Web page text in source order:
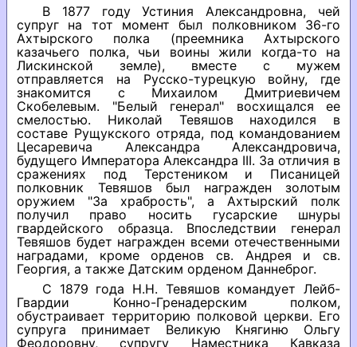
В 1877 году Устиния Александровна, чей
супруг на тот момент был полковником 36-го
Ахтырского полка (преемника Ахтырского
казачьего полка, чьи воины жили когда-то на
Лискинской земле), вместе с мужем
отправляется на Русско-турецкую войну, где
знакомится с Михаилом Дмитриевичем
Скобелевым. "Белый генерал" восхищался ее
смелостью. Николай Тевяшов находился в
составе Рущукского отряда, под командованием
Цесаревича Александра Александровича,
будущего Императора Александра III. За отличия в
сражениях под Терстеником и Писаницей
полковник Тевяшов был награжден золотым
оружием "За храбрость", а Ахтырский полк
получил право носить гусарские шнуры
гвардейского образца. Впоследствии генерал
Тевяшов будет награжден всеми отечественными
наградами, кроме орденов св. Андрея и св.
Георгия, а также Датским орденом Даннеброг.
С 1879 года Н.Н. Тевяшов командует Лейб-
Гвардии Конно-Гренадерским полком,
обустраивает территорию полковой церкви. Его
супруга принимает Великую Княгиню Ольгу
Феодоровну, супругу Наместника Кавказа